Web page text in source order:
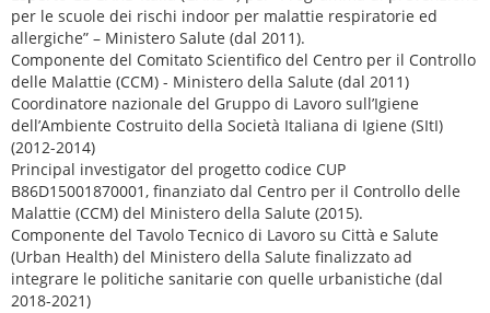
per le scuole dei rischi indoor per malattie respiratorie ed
allergiche” – Ministero Salute (dal 2011).
Componente del Comitato Scientifico del Centro per il Controllo
delle Malattie (CCM) - Ministero della Salute (dal 2011)
Coordinatore nazionale del Gruppo di Lavoro sull’Igiene
dell’Ambiente Costruito della Società Italiana di Igiene (SItI)
(2012-2014)
Principal investigator del progetto codice CUP
B86D15001870001, finanziato dal Centro per il Controllo delle
Malattie (CCM) del Ministero della Salute (2015).
Componente del Tavolo Tecnico di Lavoro su Città e Salute
(Urban Health) del Ministero della Salute finalizzato ad
integrare le politiche sanitarie con quelle urbanistiche (dal
2018-2021)